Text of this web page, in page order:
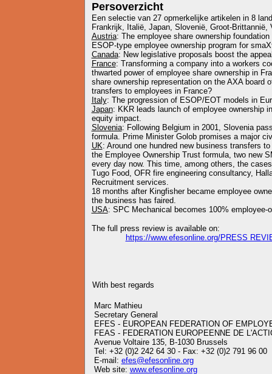
Persoverzicht
Een selectie van 27 opmerkelijke artikelen in 8
Frankrijk, Italië, Japan, Slovenië, Groot-Brittannië,
Austria: The employee share ownership
ESOP-type employee ownership program for
Canada: New legislative proposals boost the
France: Transforming a company into a workers
thwarted power of employee share ownership in
share ownership representation on the AXA board
transfers to employees in France?
Italy: The progression of ESOP/EOT models in
Japan: KKR leads launch of employee ownership
equity impact.
Slovenia: Following Belgium in 2001, Slovenia
formula. Prime Minister Golob promises a major
UK: Around one hundred new business transfers
the Employee Ownership Trust formula, two new
every day now. This time, among others, the
Tugo Food, OFR fire engineering consultancy,
Recruitment services.
18 months after Kingfisher became employee
the business has faired.
USA: SPC Mechanical becomes 100% employee-
The full press review is available on:
https://www.efesonline.org/PRESS
With best regards
Marc Mathieu
Secretary General
EFES - EUROPEAN FEDERATION OF
FEAS - FEDERATION EUROPEENNE DE
Avenue Voltaire 135, B-1030 Brussels
Tel: +32 (0)2 242 64 30 - Fax: +32 (0)2 791 96 00
E-mail: efes@efesonline.org
Web site: www.efesonline.org